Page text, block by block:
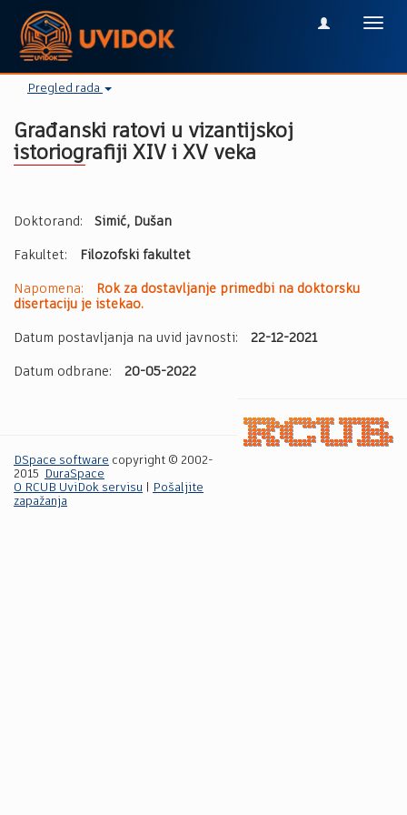
Pregled rada
Grаđаnski rаtovi u vizаntijskoj
istoriogrаfiji XIV i XV vekа
Doktorand: Simić, Dušan
Fakultet: Filozofski fakultet
Napomena:
Rok za dostavljanje primedbi na doktorsku
disertaciju je istekao.
Datum postavljanja na uvid javnosti: 22-12-2021
Datum odbrane: 20-05-2022
DSpace software copyright © 2002-
2015
DuraSpace
O RCUB UviDok servisu
Pošaljite
zapažanja